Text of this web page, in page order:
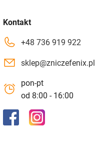
Kontakt
+48 736 919 922
sklep@zniczefenix.pl
pon-pt
od 8:00 - 16:00